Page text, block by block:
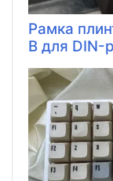
Рамка
B для DIN-